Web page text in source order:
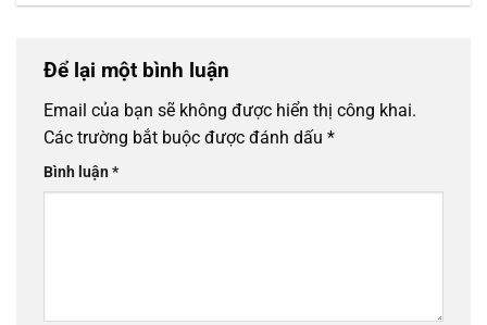
Để lại một bình luận
Email của bạn sẽ không được hiển thị công khai.
Các trường bắt buộc được đánh dấu *
Bình luận*